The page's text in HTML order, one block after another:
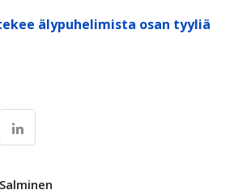
älypuhelimista osan tyyliä